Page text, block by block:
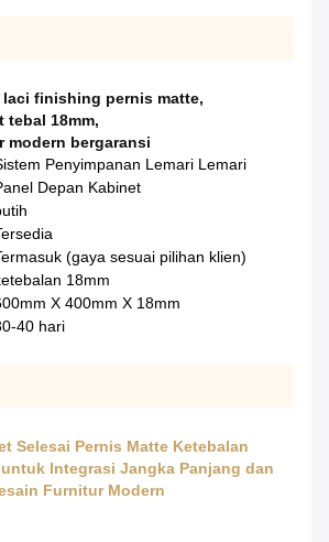
laci finishing pernis matte,
tebal 18mm,
modern bergaransi
Penyimpanan Lemari Lemari
Depan Kabinet
(gaya sesuai pilihan klien)
18mm
X 400mm X 18mm
40 hari
Selesai Pernis Matte Ketebalan
Integrasi Jangka Panjang dan
Furnitur Modern